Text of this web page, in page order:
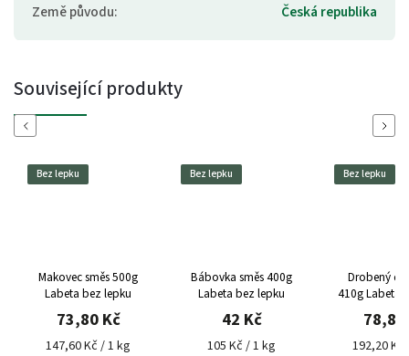
Země původu: Česká republika
Související produkty
Previous
Bez lepku
Makovec směs 500g
Labeta bez lepku
73,80 Kč
147,60 Kč / 1 kg
Bez lepku
Bábovka směs 400g
Labeta bez lepku
42 Kč
105 Kč / 1 kg
Bez lepku
Drobený
410g Labeta
78,80
192,20 Kč
Next